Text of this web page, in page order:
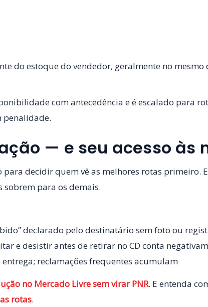
do estoque do vendedor, geralmente no
com antecedência e é escalado para
penalidade.
— e seu acesso às
decidir quem vê as melhores rotas primeiro.
para os demais.
declarado pelo destinatário sem foto ou
e desistir antes de retirar no CD conta
reclamações frequentes acumulam
no Mercado Livre sem virar PNR. E entenda
rotas.